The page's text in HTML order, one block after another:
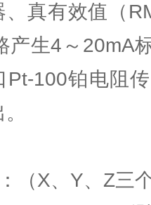
真有效值（
产生4～20mA
Pt-100铂电阻
（X、Y、Z三